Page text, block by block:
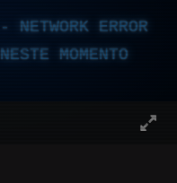
ERROR
MOMENTO